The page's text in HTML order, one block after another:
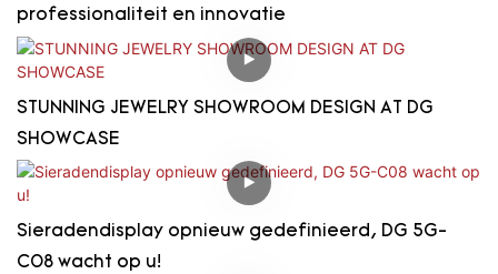
professionaliteit en innovatie
STUNNING JEWELRY SHOWROOM DESIGN AT DG
SHOWCASE
Sieradendisplay opnieuw gedefinieerd, DG 5G-
C08 wacht op u!